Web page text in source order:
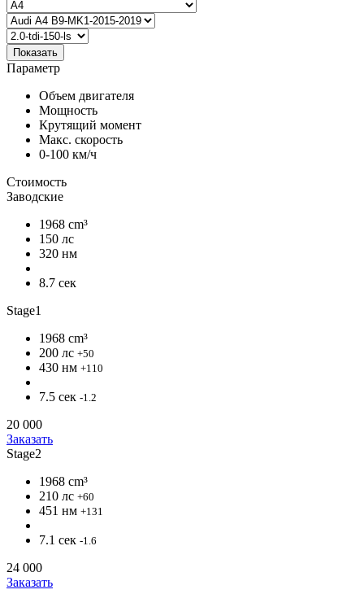
Показать
Параметр
Объем двигателя
Мощность
Крутящий момент
Макс. скорость
0-100 км/ч
Стоимость
Заводские
1968 cm³
150 лс
320 нм
8.7 сек
Stage1
1968 cm³
200 лс +50
430 нм +110
7.5 сек -1.2
20 000
Заказать
Stage2
1968 cm³
210 лс +60
451 нм +131
7.1 сек -1.6
24 000
Заказать